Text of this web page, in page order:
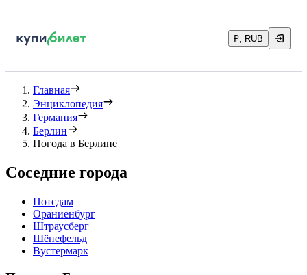
₽, RUB
Главная
Энциклопедия
Германия
Берлин
Погода в Берлине
Соседние города
Потсдам
Ораниенбург
Штраусберг
Шёнефельд
Вустермарк